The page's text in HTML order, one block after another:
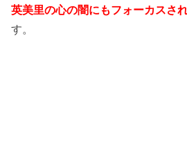
英美里の心の闇にもフォーカスさ
す。